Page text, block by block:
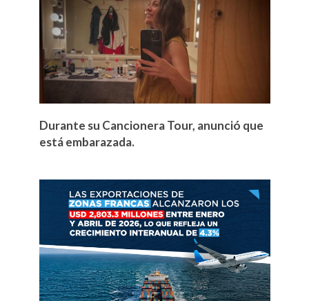
Durante su Cancionera Tour, anunció que
está embarazada.